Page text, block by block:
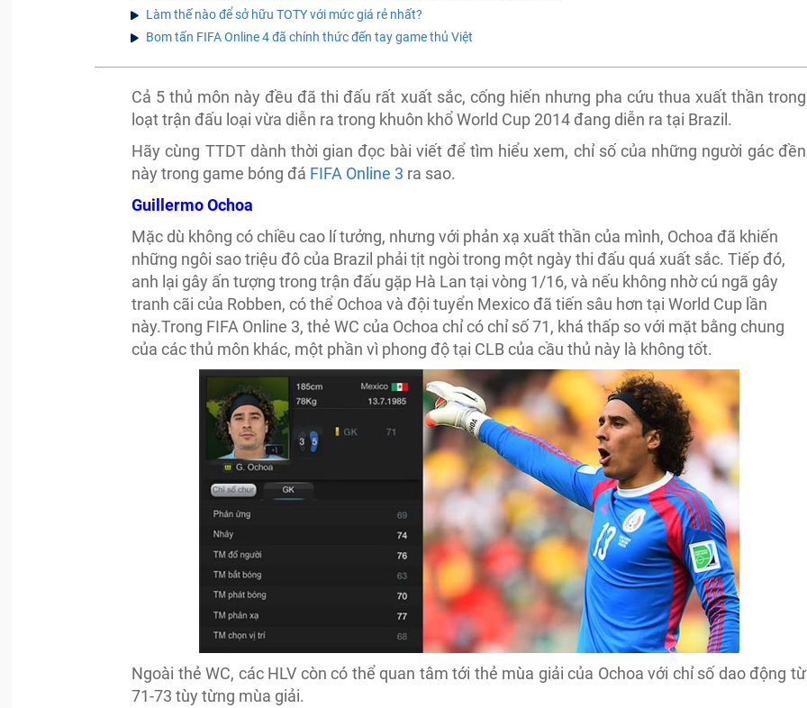
Làm thế nào để sở hữu TOTY với mức giá rẻ nhất?
Bom tấn FIFA Online 4 đã chính thức đến tay game thủ Việt
Cả 5 thủ môn này đều đã thi đấu rất xuất sắc, cống hiến nhưng pha cứu thua xuất thần trong
loạt trận đấu loại vừa diễn ra trong khuôn khổ World Cup 2014 đang diễn ra tại Brazil.
Hãy cùng TTDT dành thời gian đọc bài viết để tìm hiểu xem, chỉ số của những người gác đền
này trong game bóng đá FIFA Online 3 ra sao.
Guillermo Ochoa
Mặc dù không có chiều cao lí tưởng, nhưng với phản xạ xuất thần của mình, Ochoa đã khiến
những ngôi sao triệu đô của Brazil phải tịt ngòi trong một ngày thi đấu quá xuất sắc. Tiếp đó,
anh lại gây ấn tượng trong trận đấu gặp Hà Lan tại vòng 1/16, và nếu không nhờ cú ngã gây
tranh cãi của Robben, có thể Ochoa và đội tuyển Mexico đã tiến sâu hơn tại World Cup lần
này.Trong FIFA Online 3, thẻ WC của Ochoa chỉ có chỉ số 71, khá thấp so với mặt bằng chung
của các thủ môn khác, một phần vì phong độ tại CLB của cầu thủ này là không tốt.
Ngoài thẻ WC, các HLV còn có thể quan tâm tới thẻ mùa giải của Ochoa với chỉ số dao động từ
71-73 tùy từng mùa giải.